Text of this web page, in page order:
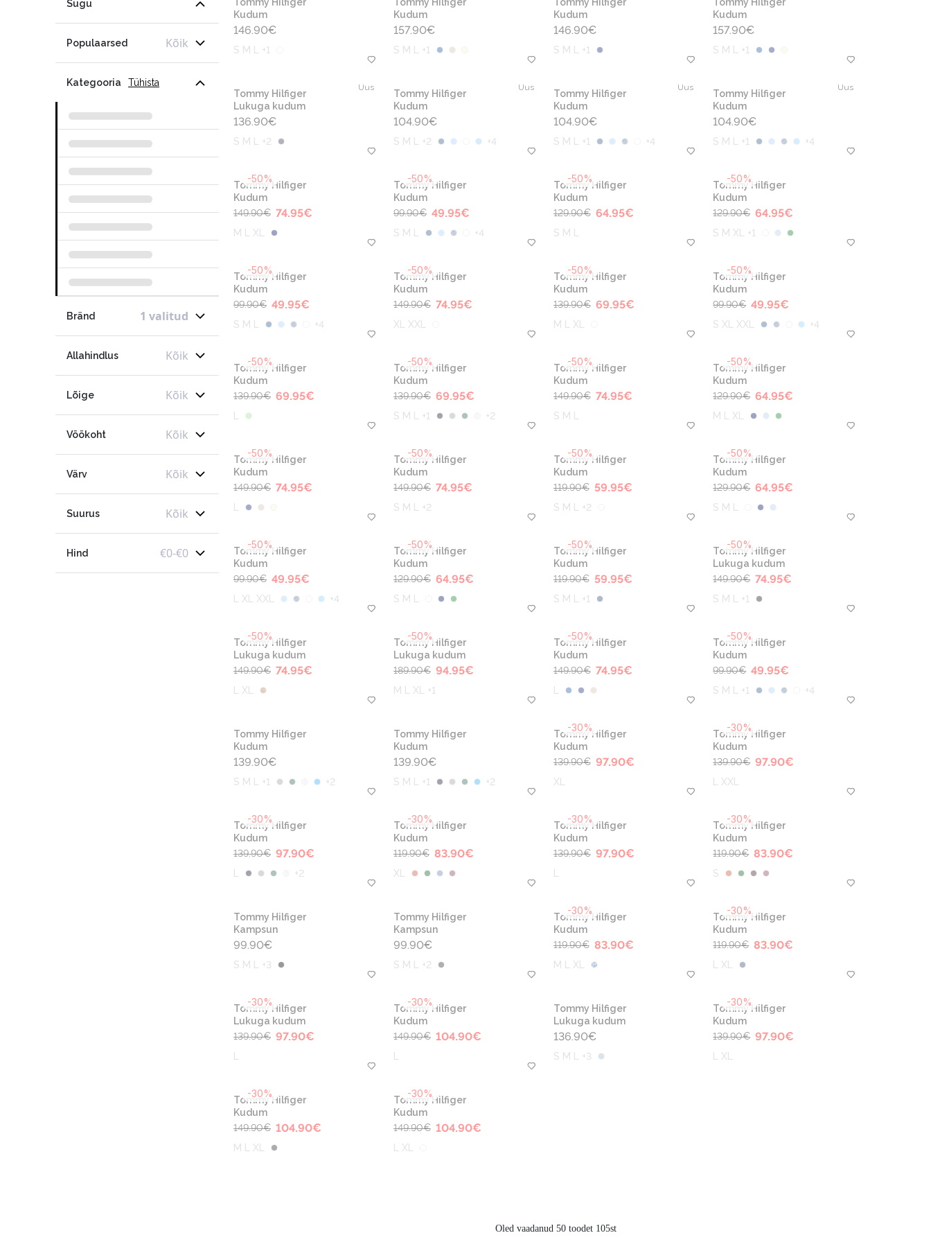
Sugu
Populaarsed Kõik
Kategooria Tühista
Bränd 1 valitud
Allahindlus Kõik
Lõige Kõik
Vöökoht Kõik
Värv Kõik
Suurus Kõik
Hind €0-€0
Kudum
146.90€
S M L +1
Kudum
157.90€
S M L +1
Kudum
146.90€
S M L +1
Kudum
157.90€
S M L +1
Uus
Tommy Hilfiger
Lukuga kudum
136.90€
S M L +2
Uus
Tommy Hilfiger
Kudum
104.90€
S M L +2 +4
Uus
Tommy Hilfiger
Kudum
104.90€
S M L +1 +4
Uus
Tommy Hilfiger
Kudum
104.90€
S M L +1 +4
-50%
Tommy Hilfiger
Kudum
149.90€ 74.95€
M L XL
-50%
Tommy Hilfiger
Kudum
99.90€ 49.95€
S M L +4
-50%
Tommy Hilfiger
Kudum
129.90€ 64.95€
S M L
-50%
Tommy Hilfiger
Kudum
129.90€ 64.95€
S M XL +1
-50%
Tommy Hilfiger
Kudum
99.90€ 49.95€
S M L +4
-50%
Tommy Hilfiger
Kudum
149.90€ 74.95€
XL XXL
-50%
Tommy Hilfiger
Kudum
139.90€ 69.95€
M L XL
-50%
Tommy Hilfiger
Kudum
99.90€ 49.95€
S XL XXL +4
-50%
Tommy Hilfiger
Kudum
139.90€ 69.95€
-50%
Tommy Hilfiger
Kudum
139.90€ 69.95€
S M L +1 +2
-50%
Tommy Hilfiger
Kudum
149.90€ 74.95€
S M L
-50%
Tommy Hilfiger
Kudum
129.90€ 64.95€
M L XL
-50%
Tommy Hilfiger
Kudum
149.90€ 74.95€
-50%
Tommy Hilfiger
Kudum
149.90€ 74.95€
S M L +2
-50%
Tommy Hilfiger
Kudum
119.90€ 59.95€
S M L +2
-50%
Tommy Hilfiger
Kudum
129.90€ 64.95€
S M L
-50%
Tommy Hilfiger
Kudum
99.90€ 49.95€
L XL XXL +4
-50%
Tommy Hilfiger
Kudum
129.90€ 64.95€
S M L
-50%
Tommy Hilfiger
Kudum
119.90€ 59.95€
S M L +1
-50%
Tommy Hilfiger
Lukuga kudum
149.90€ 74.95€
S M L +1
-50%
Tommy Hilfiger
Lukuga kudum
149.90€ 74.95€
L XL
-50%
Tommy Hilfiger
Lukuga kudum
189.90€ 94.95€
M L XL +1
-50%
Tommy Hilfiger
Kudum
149.90€ 74.95€
-50%
Tommy Hilfiger
Kudum
99.90€ 49.95€
S M L +1 +4
Tommy Hilfiger
Kudum
139.90€
S M L +1 +2
Tommy Hilfiger
Kudum
139.90€
S M L +1 +2
-30%
Tommy Hilfiger
Kudum
139.90€ 97.90€
XL
-30%
Tommy Hilfiger
Kudum
139.90€ 97.90€
L XXL
-30%
Tommy Hilfiger
Kudum
139.90€ 97.90€
+2
-30%
Tommy Hilfiger
Kudum
119.90€ 83.90€
XL
-30%
Tommy Hilfiger
Kudum
139.90€ 97.90€
-30%
Tommy Hilfiger
Kudum
119.90€ 83.90€
S
Tommy Hilfiger
Kampsun
99.90€
S M L +3
Tommy Hilfiger
Kampsun
99.90€
S M L +2
-30%
Tommy Hilfiger
Kudum
119.90€ 83.90€
M L XL
-30%
Tommy Hilfiger
Kudum
119.90€ 83.90€
L XL
-30%
Tommy Hilfiger
Lukuga kudum
139.90€ 97.90€
-30%
Tommy Hilfiger
Kudum
149.90€ 104.90€
Tommy Hilfiger
Lukuga kudum
136.90€
S M L +3
-30%
Tommy Hilfiger
Kudum
139.90€ 97.90€
L XL
-30%
Tommy Hilfiger
Kudum
149.90€ 104.90€
M L XL
-30%
Tommy Hilfiger
Kudum
149.90€ 104.90€
L XL
Oled vaadanud 50 toodet 105st